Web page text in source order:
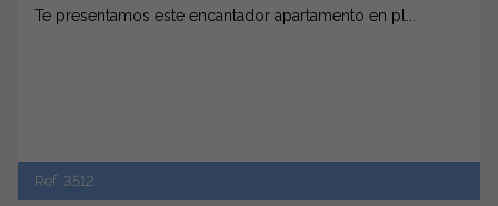
Te presentamos este encantador apartamento en pl...
Ref. 3512